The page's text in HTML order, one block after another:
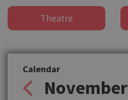
COLLECTIONS
STORIES
Theatre
Calendar
November